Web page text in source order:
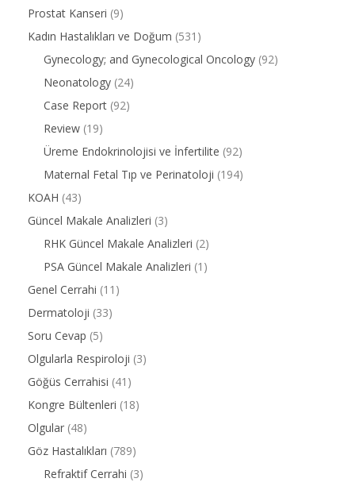
Prostat Kanseri (9)
Kadın Hastalıkları ve Doğum (531)
Gynecology; and Gynecological Oncology (92)
Neonatology (24)
Case Report (92)
Review (19)
Üreme Endokrinolojisi ve İnfertilite (92)
Maternal Fetal Tıp ve Perinatoloji (194)
KOAH (43)
Güncel Makale Analizleri (3)
RHK Güncel Makale Analizleri (2)
PSA Güncel Makale Analizleri (1)
Genel Cerrahi (11)
Dermatoloji (33)
Soru Cevap (5)
Olgularla Respiroloji (3)
Göğüs Cerrahisi (41)
Kongre Bültenleri (18)
Olgular (48)
Göz Hastalıkları (789)
Refraktif Cerrahi (3)